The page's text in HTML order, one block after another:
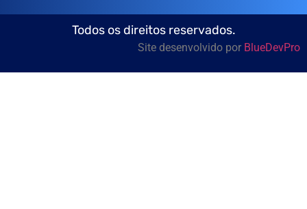
Todos os direitos reservados.
Site desenvolvido por BlueDevPro